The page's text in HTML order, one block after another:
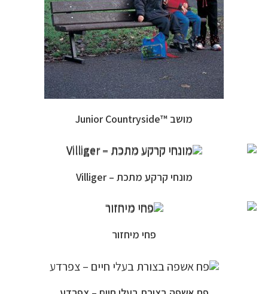
מושב ™Junior Countryside
מונחי קרקע מתכת – Villiger
פחי מיחזור